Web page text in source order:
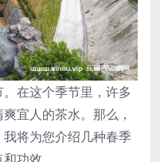
在这个季节里，许多
宜人的茶水。那么，
将为您介绍几种春季